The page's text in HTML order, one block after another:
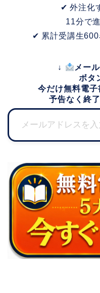
✔ 外注化
11分で
✔ 累計受講生
↓
メー
ボタ
今だけ無料電
予告なく終